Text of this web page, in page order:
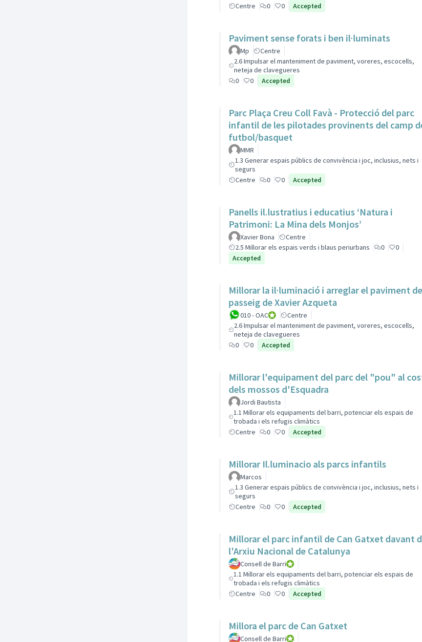
Centre
0 0 Accepted
Paviment sense forats i ben il·luminats
Mp
Centre
2.6 Impulsar el manteniment de paviment, voreres, escocells,
neteja de clavegueres
0
0 Accepted
Parc Plaça Creu Coll Favà - Protecció del parc
infantil de les pilotades provinents del camp
futbol/basquet
MMR
1.3 Generar espais públics de convivència i joc, inclusius, nets i
segurs
Centre
0 0 Accepted
Panells il.lustratius i educatius ‘Natura i
Patrimoni: La Mina dels Monjos’
Xavier Bona
Centre
2.5 Millorar els espais verds i blaus periurbans
0
0
Accepted
Millorar la il·luminació i arreglar el paviment
passeig de Xavier Azqueta
010 - OAC010 - Oficina d'Atenció Ciutadana
Centre
2.6 Impulsar el manteniment de paviment, voreres, escocells,
neteja de clavegueres
0
0 Accepted
Millorar l'equipament del parc del "pou" al
dels mossos d'Esquadra
Jordi Bautista
1.1 Millorar els equipaments del barri, potenciar els espais de
trobada i els refugis climàtics
Centre
0 0 Accepted
Millorar Il.luminacio als parcs infantils
Marcos
1.3 Generar espais públics de convivència i joc, inclusius, nets i
segurs
Centre
0 0 Accepted
Millorar el parc infantil de Can Gatxet davant
l'Arxiu Nacional de Catalunya
Consell de BarriConsell de Barri
1.1 Millorar els equipaments del barri, potenciar els espais de
trobada i els refugis climàtics
Centre
0 0 Accepted
Millora el parc de Can Gatxet
Consell de BarriConsell de Barri